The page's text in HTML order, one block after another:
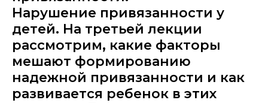
Нарушение привязанности у
детей. На третьей лекции
рассмотрим, какие факторы
мешают формированию
надежной привязанности и как
развивается ребенок в этих